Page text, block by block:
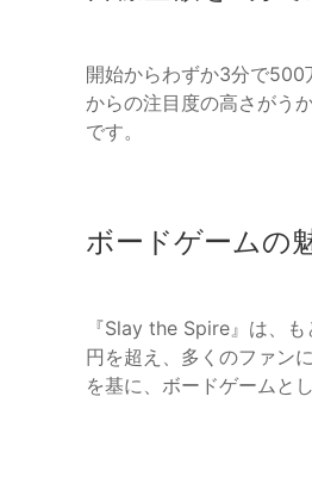
開始からわずか3分で500
からの注目度の高さがう
です。
ボードゲームの
『Slay the Spire』は、
円を超え、多くのファン
を基に、ボードゲームと